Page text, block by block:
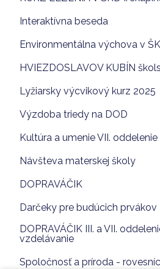
Interaktívna beseda
Environmentálna výchova v
HVIEZDOSLAVOV KUBÍN
Lyžiarsky výcvikový kurz 2025
Výzdoba triedy na DOD
Kultúra a umenie VII. oddelenie
Návšteva materskej školy
DOPRAVÁČIK
Darčeky pre budúcich prvákov
DOPRAVÁČIK III. a VII.
vzdelávanie
Spoločnosť a príroda -